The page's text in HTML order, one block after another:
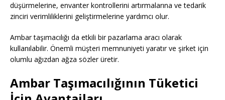
düşürmelerine, envanter kontrollerini artırmalarına ve tedarik
zinciri verimliliklerini geliştirmelerine yardımcı olur.
Ambar taşımacılığı da etkili bir pazarlama aracı olarak
kullanılabilir. Önemli müşteri memnuniyeti yaratır ve şirket için
olumlu ağızdan ağza sözler üretir.
Ambar Taşımacılığının Tüketici